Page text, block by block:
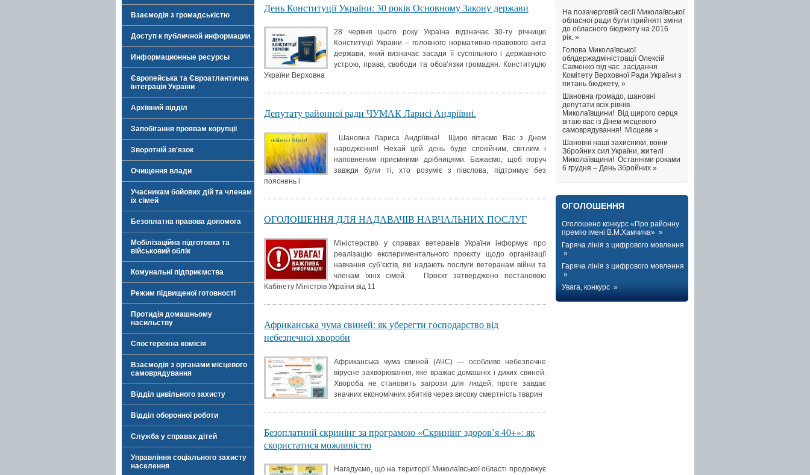
Взаємодія з громадськістю
Доступ к публичной информации
Информационные ресурсы
Європейська та Євроатлантична
інтеграція України
Архівний відділ
Запобігання проявам корупції
Зворотній зв'язок
Очищення влади
Учасникам бойових дій та членам
їх сімей
Безоплатна правова допомога
Мобілізаційна підготовка та
військовий облік
Комунальні підприємства
Режим підвищеної готовності
Протидія домашньому
насильству
Спостережна комісія
Взаємодія з органами місцевого
самоврядування
Відділ цивільного захисту
Відділ оборонної роботи
Служба у справах дітей
Управління соціального захисту
населення
День Конституції України: 30 років Основному Закону держави
28 червня цього року Україна відзначає 30-ту річницю
Конституції України – головного нормативно-правового акта
держави, який визначає засади її суспільного і державного
устрою, права, свободи та обов’язки громадян. Конституцію
України Верховна
Депутату районної ради ЧУМАК Ларисі Андріївні.
Шановна Лариса Андріївна! Щиро вітаємо Вас з Днем
народження! Нехай цей день буде спокійним, світлим і
наповненим приємними дрібницями. Бажаємо, щоб поруч
завжди були ті, хто розуміє з півслова, підтримує без
пояснень і
ОГОЛОШЕННЯ ДЛЯ НАДАВАЧІВ НАВЧАЛЬНИХ ПОСЛУГ
Міністерство у справах ветеранів України інформує про
реалізацію експериментального проєкту щодо організації
навчання суб’єктів, які надають послуги ветеранам війни та
членам їхніх сімей. Проєкт затверджено постановою
Кабінету Міністрів України від 11
Африканська чума свиней: як уберегти господарство від
небезпечної хвороби
Африканська чума свиней (АЧС) — особливо небезпечне
вірусне захворювання, яке вражає домашніх і диких свиней.
Хвороба не становить загрози для людей, проте завдає
значних економічних збитків через високу смертність тварин
Безоплатний скринінг за програмою «Скринінг здоров’я 40+»: як
скористатися можливістю
Нагадуємо, що на території Миколаївської області продовжує
На позачерговій сесії Миколаївської
обласної ради були прийняті зміни
до обласного бюджету на 2016
рік. »
Голова Миколаївської
облдержадміністрації Олексій
Савченко під час засідання
Комітету Верховної Ради України з
питань бюджету, »
Шановна громадо, шановні
депутати всіх рівнів
Миколаївщини! Від щирого серця
вітаю вас із Днем місцевого
самоврядування! Місцеве »
Шановні наші захисники, воїни
Збройних сил України, жителі
Миколаївщини! Останніми роками
6 грудня – День Збройних »
ОГОЛОШЕННЯ
Оголошено конкурс «Про районну
премію імені В.М.Хамчича» »
Гаряча лінія з цифрового мовлення
»
Гаряча лінія з цифрового мовлення
»
Увага, конкурс »